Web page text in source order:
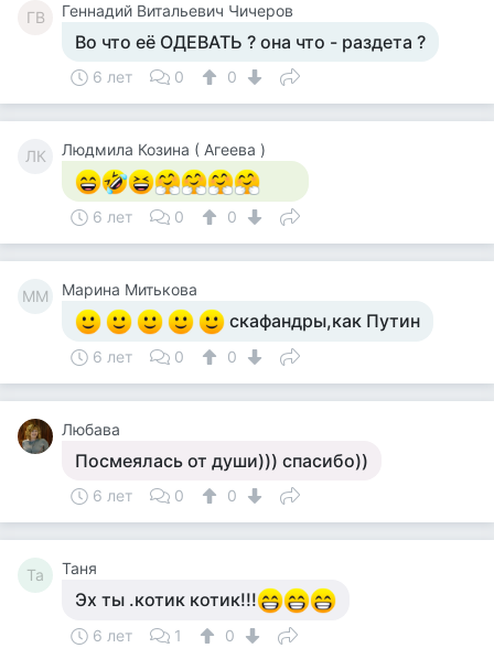
ГВ Геннадий Витальевич Чичеров
Во что её ОДЕВАТЬ ? она что - раздета ?
6 лет 0 0
ЛК Людмила Козина ( Агеева )
6 лет 0 0
ММ Марина Митькова
скафандры,как Путин
6 лет 0 0
Любава
Посмеялась от души))) спасибо))
6 лет 0 0
Та Таня
Эх ты .котик котик!!!
6 лет 1 0